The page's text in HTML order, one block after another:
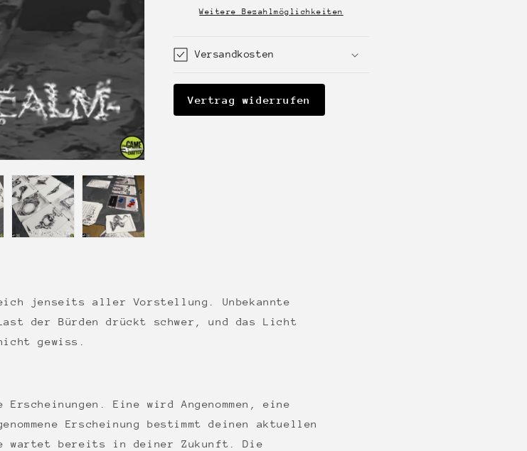
Weitere Bezahlmöglichkeiten
Versandkosten
Vertrag widerrufen
jenseits aller Vorstellung. Unbekannte
der Bürden drückt schwer, und das Licht
gewiss.
Eine wird Angenommen, eine
Erscheinung bestimmt deinen aktuellen
wartet bereits in deiner Zukunft. Die